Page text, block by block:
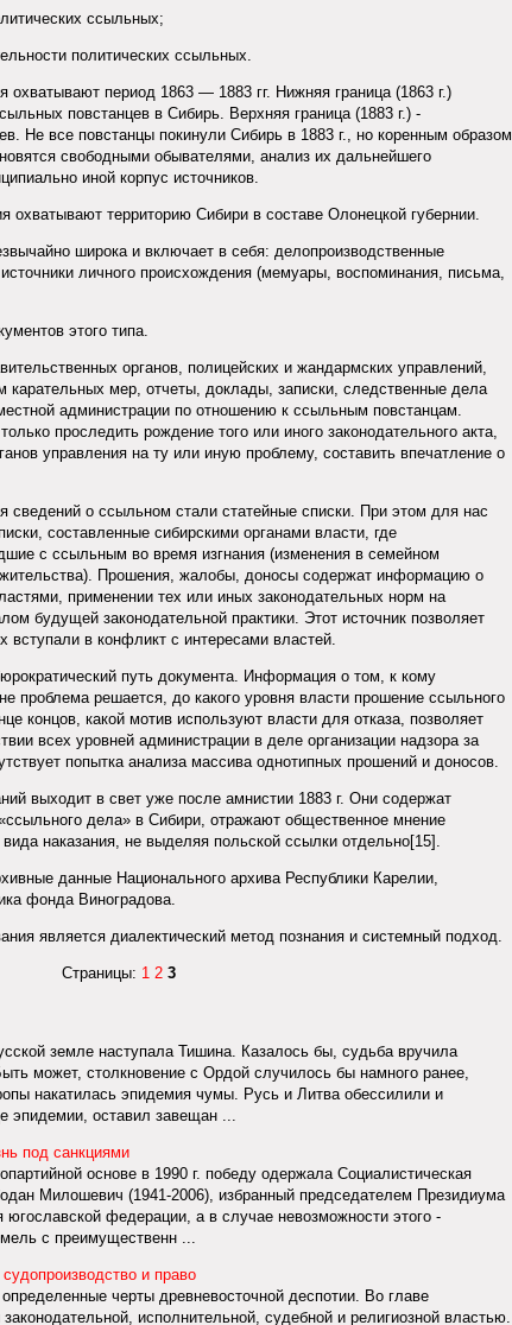
ссыльных;
политических ссыльных.
охватывают период 1863 — 1883 гг. Нижняя граница (1863 г.)
повстанцев в Сибирь. Верхняя граница (1883 г.) -
Не все повстанцы покинули Сибирь в 1883 г., но коренным образом
свободными обывателями, анализ их дальнейшего
иной корпус источников.
охватывают территорию Сибири в составе Олонецкой губернии.
широка и включает в себя: делопроизводственные
личного происхождения (мемуары, воспоминания, письма,
этого типа.
органов, полицейских и жандармских управлений,
мер, отчеты, доклады, записки, следственные дела
администрации по отношению к ссыльным повстанцам.
проследить рождение того или иного законодательного акта,
управления на ту или иную проблему, составить впечатление о
о ссыльном стали статейные списки. При этом для нас
составленные сибирскими органами власти, где
с ссыльным во время изгнания (изменения в семейном
Прошения, жалобы, доносы содержат информацию о
применении тех или иных законодательных норм на
будущей законодательной практики. Этот источник позволяет
вступали в конфликт с интересами властей.
путь документа. Информация о том, к кому
проблема решается, до какого уровня власти прошение ссыльного
концов, какой мотив используют власти для отказа, позволяет
всех уровней администрации в деле организации надзора за
попытка анализа массива однотипных прошений и доносов.
выходит в свет уже после амнистии 1883 г. Они содержат
дела» в Сибири, отражают общественное мнение
наказания, не выделяя польской ссылки отдельно[15].
данные Национального архива Республики Карелии,
фонда Виноградова.
является диалектический метод познания и системный подход.
Страницы: 1 2 3
земле наступала Тишина. Казалось бы, судьба вручила
может, столкновение с Ордой случилось бы намного ранее,
накатилась эпидемия чумы. Русь и Литва обессилили и
эпидемии, оставил завещан ...
под санкциями
основе в 1990 г. победу одержала Социалистическая
Милошевич (1941-2006), избранный председателем Президиума
федерации, а в случае невозможности этого -
с преимущественн ...
и право
черты древневосточной деспотии. Во главе
исполнительной, судебной и религиозной властью.